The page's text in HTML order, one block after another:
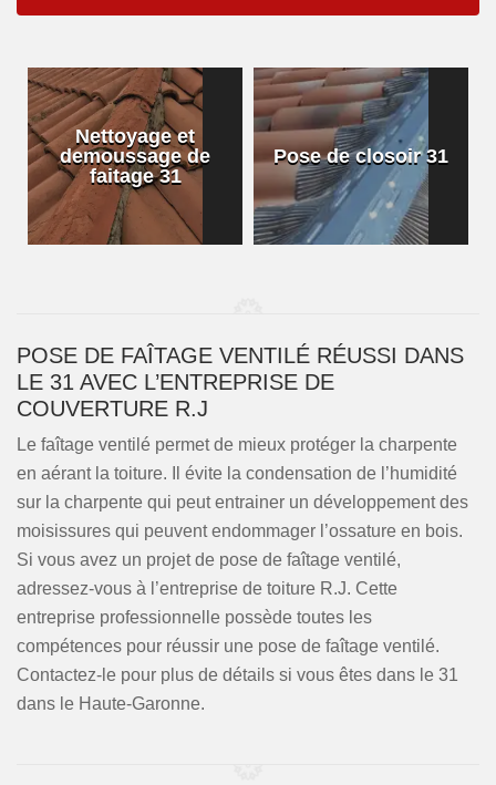
Pose de closoir 31
Pose de faîtage
ventilé 31
POSE DE FAÎTAGE VENTILÉ RÉUSSI DANS
LE 31 AVEC L’ENTREPRISE DE
COUVERTURE R.J
Le faîtage ventilé permet de mieux protéger la charpente
en aérant la toiture. Il évite la condensation de l’humidité
sur la charpente qui peut entrainer un développement des
moisissures qui peuvent endommager l’ossature en bois.
Si vous avez un projet de pose de faîtage ventilé,
adressez-vous à l’entreprise de toiture R.J. Cette
entreprise professionnelle possède toutes les
compétences pour réussir une pose de faîtage ventilé.
Contactez-le pour plus de détails si vous êtes dans le 31
dans le Haute-Garonne.